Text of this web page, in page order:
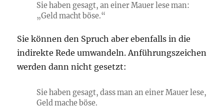
Sie haben gesagt, an einer Mauer lese man:
„Geld macht böse.“
Sie können den Spruch aber ebenfalls in die
indirekte Rede umwandeln. Anführungszeichen
werden dann nicht gesetzt:
Sie haben gesagt, dass man an einer Mauer lese,
Geld mache böse.